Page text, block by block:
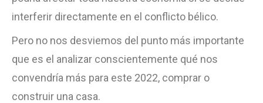
interferir directamente en el conflicto bélico.
Pero no nos desviemos del punto más importante
que es el analizar conscientemente qué nos
convendría más para este 2022, comprar o
construir una casa.